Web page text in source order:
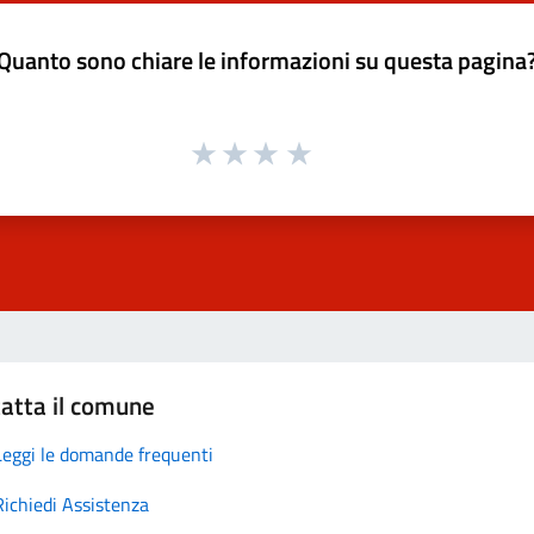
sono chiare le informazioni su questa
il comune
le domande frequenti
Assistenza